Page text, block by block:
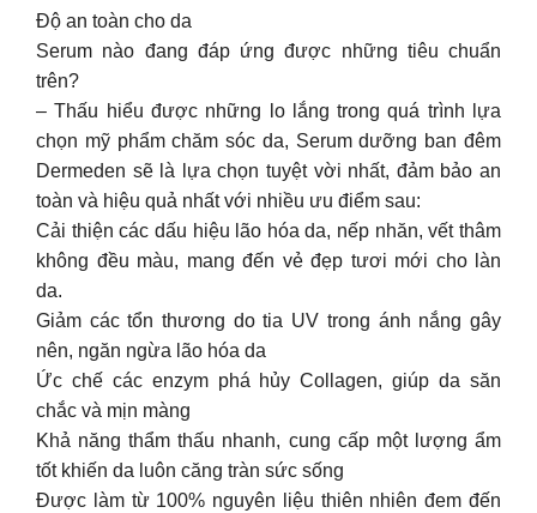
Độ an toàn cho da
Serum nào đang đáp ứng được những tiêu chuẩn
trên?
– Thấu hiểu được những lo lắng trong quá trình lựa
chọn mỹ phẩm chăm sóc da, Serum dưỡng ban đêm
Dermeden sẽ là lựa chọn tuyệt vời nhất, đảm bảo an
toàn và hiệu quả nhất với nhiều ưu điểm sau:
Cải thiện các dấu hiệu lão hóa da, nếp nhăn, vết thâm
không đều màu, mang đến vẻ đẹp tươi mới cho làn
da.
Giảm các tổn thương do tia UV trong ánh nắng gây
nên, ngăn ngừa lão hóa da
Ức chế các enzym phá hủy Collagen, giúp da săn
chắc và mịn màng
Khả năng thẩm thấu nhanh, cung cấp một lượng ẩm
tốt khiến da luôn căng tràn sức sống
Được làm từ 100% nguyên liệu thiên nhiên đem đến